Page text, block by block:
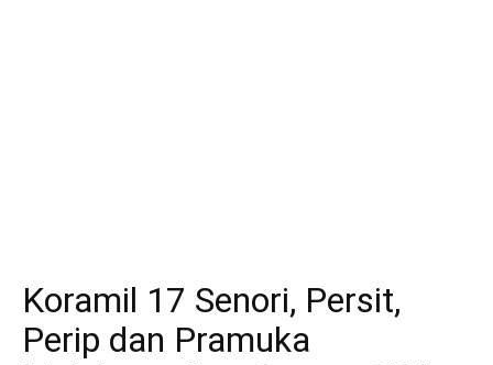
Koramil 17 Senori, Persit,
Perip dan Pramuka